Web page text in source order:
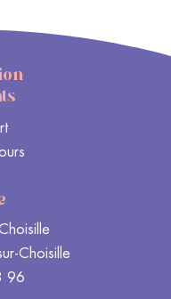
Choisille
96